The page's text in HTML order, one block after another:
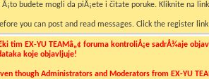
Å¡to budete mogli da piÅ¡ete i čitate poruke. Kliknite na
you can post and read messages. Click the register
EX-YU TEAMâ„¢ foruma kontroliÅ¡e sadrÅ¾aje
koje objavljuje!
though Administrators and Moderators from EX-YU